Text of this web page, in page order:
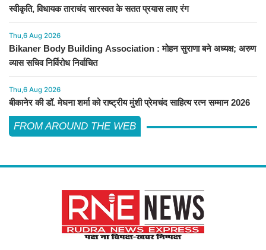
स्वीकृति, विधायक ताराचंद सारस्वत के सतत प्रयास लाए रंग
Thu,6 Aug 2026
Bikaner Body Building Association : मोहन सुराणा बने अध्यक्ष; अरुण
व्यास सचिव निर्विरोध निर्वाचित
Thu,6 Aug 2026
बीकानेर की डॉ. मेघना शर्मा को राष्ट्रीय मुंशी प्रेमचंद साहित्य रत्न सम्मान 2026
FROM AROUND THE WEB